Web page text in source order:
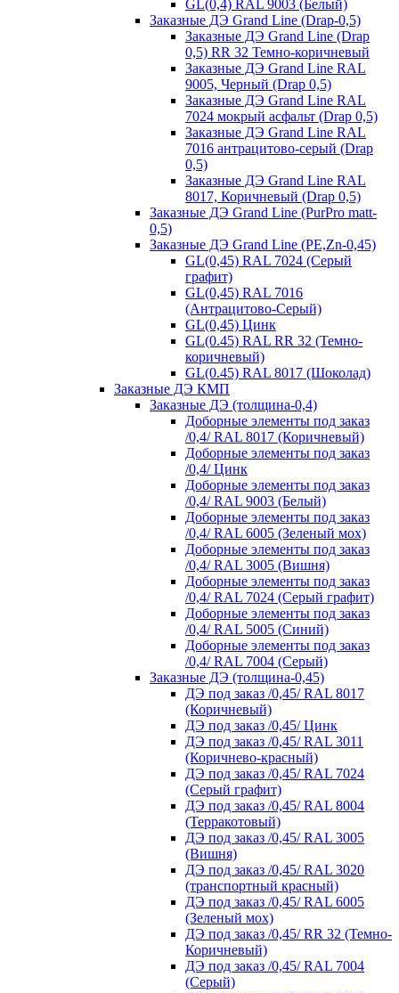
GL(0,4) RAL 9003 (Белый)
Заказные ДЭ Grand Line (Drap-0,5)
Заказные ДЭ Grand Line (Drap
0,5) RR 32 Темно-коричневый
Заказные ДЭ Grand Line RAL
9005, Черный (Drap 0,5)
Заказные ДЭ Grand Line RAL
7024 мокрый асфальт (Drap 0,5)
Заказные ДЭ Grand Line RAL
7016 антрацитово-серый (Drap
0,5)
Заказные ДЭ Grand Line RAL
8017, Коричневый (Drap 0,5)
Заказные ДЭ Grand Line (PurPro matt-
0,5)
Заказные ДЭ Grand Line (PE,Zn-0,45)
GL(0,45) RAL 7024 (Серый
графит)
GL(0,45) RAL 7016
(Антрацитово-Серый)
GL(0,45) Цинк
GL(0.45) RAL RR 32 (Темно-
коричневый)
GL(0.45) RAL 8017 (Шоколад)
Заказные ДЭ КМП
Заказные ДЭ (толщина-0,4)
Доборные элементы под заказ
/0,4/ RAL 8017 (Коричневый)
Доборные элементы под заказ
/0,4/ Цинк
Доборные элементы под заказ
/0,4/ RAL 9003 (Белый)
Доборные элементы под заказ
/0,4/ RAL 6005 (Зеленый мох)
Доборные элементы под заказ
/0,4/ RAL 3005 (Вишня)
Доборные элементы под заказ
/0,4/ RAL 7024 (Серый графит)
Доборные элементы под заказ
/0,4/ RAL 5005 (Синий)
Доборные элементы под заказ
/0,4/ RAL 7004 (Серый)
Заказные ДЭ (толщина-0,45)
ДЭ под заказ /0,45/ RAL 8017
(Коричневый)
ДЭ под заказ /0,45/ Цинк
ДЭ под заказ /0,45/ RAL 3011
(Коричнево-красный)
ДЭ под заказ /0,45/ RAL 7024
(Серый графит)
ДЭ под заказ /0,45/ RAL 8004
(Терракотовый)
ДЭ под заказ /0,45/ RAL 3005
(Вишня)
ДЭ под заказ /0,45/ RAL 3020
(транспортный красный)
ДЭ под заказ /0,45/ RAL 6005
(Зеленый мох)
ДЭ под заказ /0,45/ RR 32 (Темно-
Коричневый)
ДЭ под заказ /0,45/ RAL 7004
(Серый)